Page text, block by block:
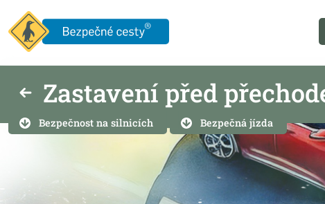
Zastavení před
Bezpečnost na silnicích Bezpečná jízda